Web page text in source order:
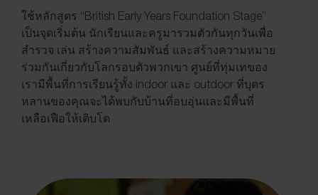
ใช้หลักสูตร “British Early Years Foundation Stage”
เป็นจุดเริ่มต้น นักเรียนและครูมารวมตัวกันทุกวันเพื่อ
สำรวจ เล่น สร้างความสัมพันธ์ และสร้างความหมาย
ร่วมกันเกี่ยวกับโลกรอบตัวพวกเขา ศูนย์ที่ทุ่มเทของ
เรามีพื้นที่การเรียนรู้ทั้ง indoor และ outdoor ที่บุตร
หลานของคุณจะได้พบกับบ้านที่อบอุ่นและมีพื้นที่
เหลือเฟือให้เติบโต